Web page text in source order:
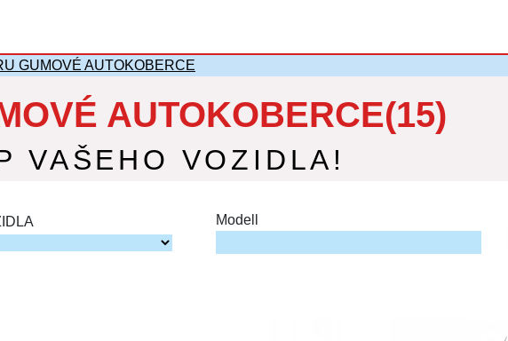
GUMOVÉ AUTOKOBERCE
AUTOKOBERCE(15)
VAŠEHO VOZIDLA!
Modell